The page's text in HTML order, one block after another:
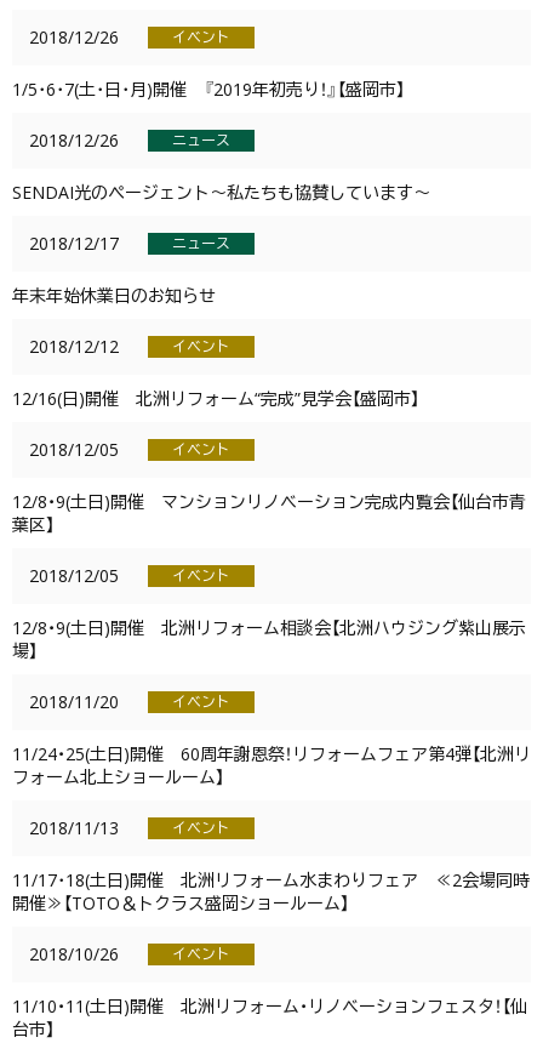
2018/12/26 イベント
1/5･6･7(土･日･月)開催 『2019年初売り！』【盛岡市】
2018/12/26 ニュース
SENDAI光のページェント～私たちも協賛しています～
2018/12/17 ニュース
年末年始休業日のお知らせ
2018/12/12 イベント
12/16(日)開催 北洲リフォーム“完成”見学会【盛岡市】
2018/12/05 イベント
12/8・9(土日)開催 マンションリノベーション完成内覧会【仙台市青
葉区】
2018/12/05 イベント
12/8・9(土日)開催 北洲リフォーム相談会【北洲ハウジング紫山展示
場】
2018/11/20 イベント
11/24・25(土日)開催 60周年謝恩祭！リフォームフェア第4弾【北洲リ
フォーム北上ショールーム】
2018/11/13 イベント
11/17･18(土日)開催 北洲リフォーム水まわりフェア ≪2会場同時
開催≫【TOTO＆トクラス盛岡ショールーム】
2018/10/26 イベント
11/10・11(土日)開催 北洲リフォーム・リノベーションフェスタ！【仙
台市】